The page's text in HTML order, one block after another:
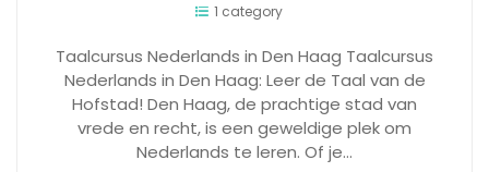
1 category
Taalcursus Nederlands in Den Haag Taalcursus
Nederlands in Den Haag: Leer de Taal van de
Hofstad! Den Haag, de prachtige stad van
vrede en recht, is een geweldige plek om
Nederlands te leren. Of je…